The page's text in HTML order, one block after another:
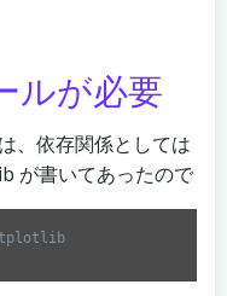
ルが必要
、依存関係としては
が書いてあったので